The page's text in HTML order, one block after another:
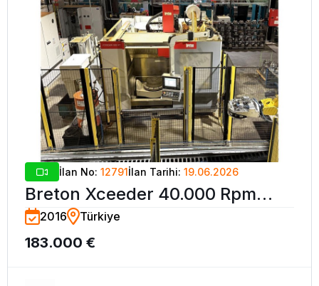
İlan No: 12791İlan Tarihi: 19.06.2026
Breton Xceeder 40.000 Rpm
Simültane 5 Eksen CNC İşleme
Merkezi
2016 Türkiye
183.000 €